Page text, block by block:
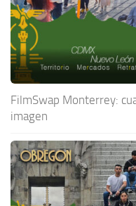
FilmSwap Monterrey:
imagen